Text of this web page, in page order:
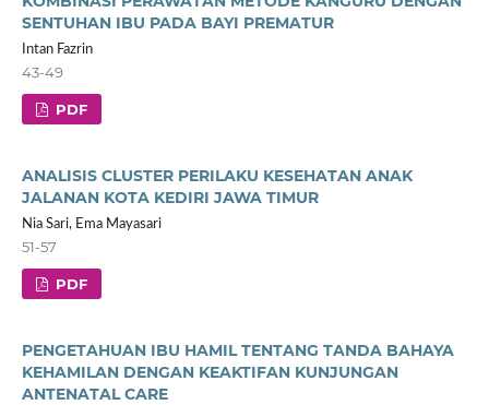
SENTUHAN IBU PADA BAYI PREMATUR
Intan Fazrin
43-49
PDF
ANALISIS CLUSTER PERILAKU KESEHATAN ANAK
JALANAN KOTA KEDIRI JAWA TIMUR
Nia Sari, Ema Mayasari
51-57
PDF
PENGETAHUAN IBU HAMIL TENTANG TANDA BAHAYA
KEHAMILAN DENGAN KEAKTIFAN KUNJUNGAN
ANTENATAL CARE